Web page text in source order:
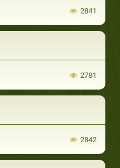
2841
2781
2842